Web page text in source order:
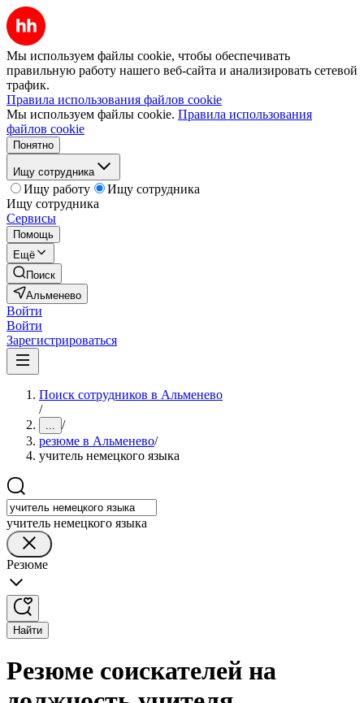
Мы используем файлы cookie, чтобы обеспечивать
правильную работу нашего веб-сайта и анализировать сетевой
трафик.
Правила использования файлов cookie
Мы используем файлы cookie. Правила использования
файлов cookie
Понятно
Ищу сотрудника
Ищу работу
Ищу сотрудника
Ищу сотрудника
Сервисы
Помощь
Ещё
Поиск
Альменево
Войти
Войти
Зарегистрироваться
Поиск сотрудников в Альменево
/
... /
резюме в Альменево/
учитель немецкого языка
учитель немецкого языка
Резюме
Найти
Резюме соискателей на